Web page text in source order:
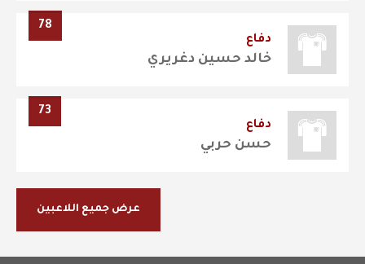
78
دفاع
خالد حسين دغريري
73
دفاع
حسن حربي
عرض جميع اللاعبين